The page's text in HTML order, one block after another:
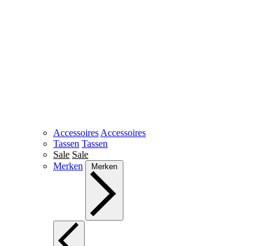
Accessoires Accessoires
Tassen Tassen
Sale Sale
Merken
Merken